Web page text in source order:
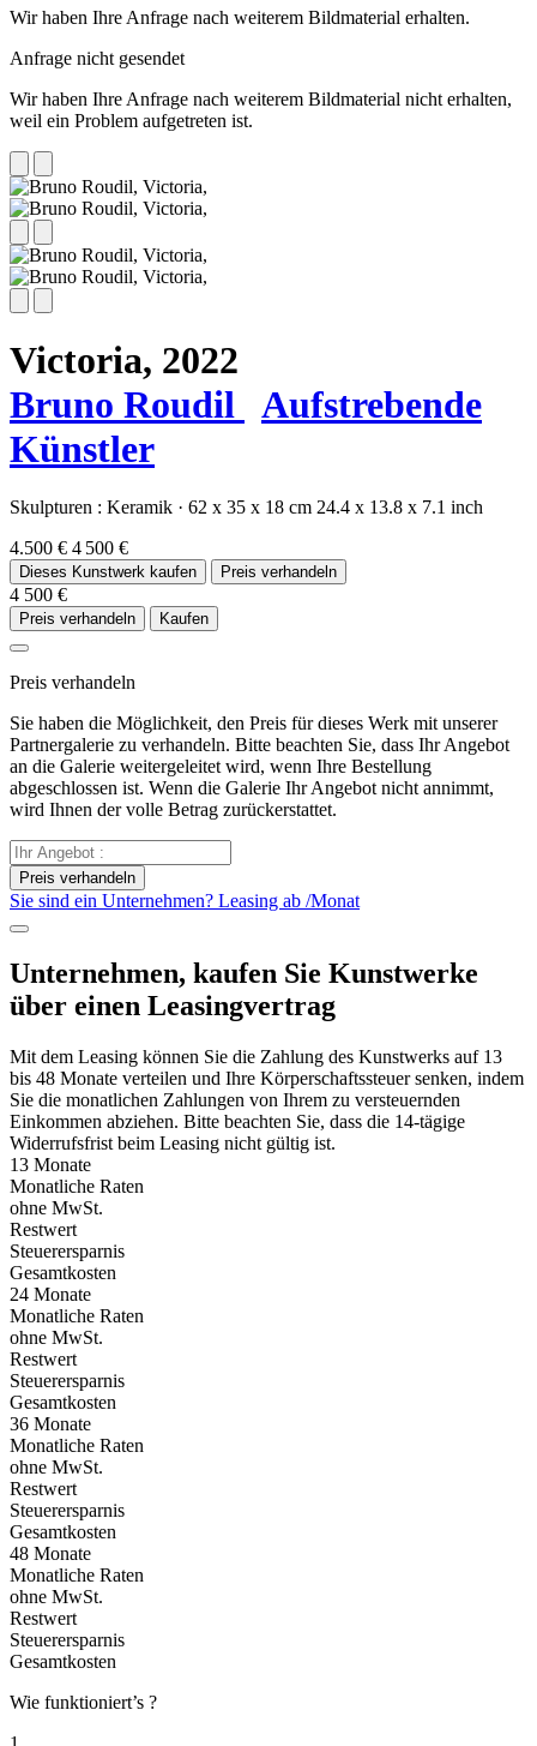
Wir haben Ihre Anfrage nach weiterem Bildmaterial erhalten.
Anfrage nicht gesendet
Wir haben Ihre Anfrage nach weiterem Bildmaterial nicht erhalten,
weil ein Problem aufgetreten ist.
Victoria, 2022
Bruno Roudil
Aufstrebende
Künstler
Skulpturen : Keramik · 62 x 35 x 18 cm 24.4 x 13.8 x 7.1 inch
4.500 € 4 500 €
Dieses Kunstwerk kaufen Preis verhandeln
4 500 €
Preis verhandeln Kaufen
Preis verhandeln
Sie haben die Möglichkeit, den Preis für dieses Werk mit unserer
Partnergalerie zu verhandeln. Bitte beachten Sie, dass Ihr Angebot
an die Galerie weitergeleitet wird, wenn Ihre Bestellung
abgeschlossen ist. Wenn die Galerie Ihr Angebot nicht annimmt,
wird Ihnen der volle Betrag zurückerstattet.
Preis verhandeln
Sie sind ein Unternehmen? Leasing ab /Monat
Unternehmen, kaufen Sie Kunstwerke
über einen Leasingvertrag
Mit dem Leasing können Sie die Zahlung des Kunstwerks auf 13
bis 48 Monate verteilen und Ihre Körperschaftssteuer senken, indem
Sie die monatlichen Zahlungen von Ihrem zu versteuernden
Einkommen abziehen. Bitte beachten Sie, dass die 14-tägige
Widerrufsfrist beim Leasing nicht gültig ist.
13 Monate
Monatliche Raten
ohne MwSt.
Restwert
Steuerersparnis
Gesamtkosten
24 Monate
Monatliche Raten
ohne MwSt.
Restwert
Steuerersparnis
Gesamtkosten
36 Monate
Monatliche Raten
ohne MwSt.
Restwert
Steuerersparnis
Gesamtkosten
48 Monate
Monatliche Raten
ohne MwSt.
Restwert
Steuerersparnis
Gesamtkosten
Wie funktioniert’s ?